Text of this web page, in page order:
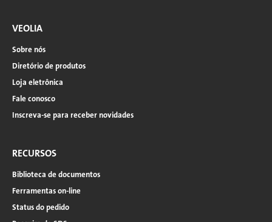
VEOLIA
Sobre nós
Diretório de produtos
Loja eletrônica
Fale conosco
Inscreva-se para receber novidades
RECURSOS
Biblioteca de documentos
Ferramentas on-line
Status do pedido